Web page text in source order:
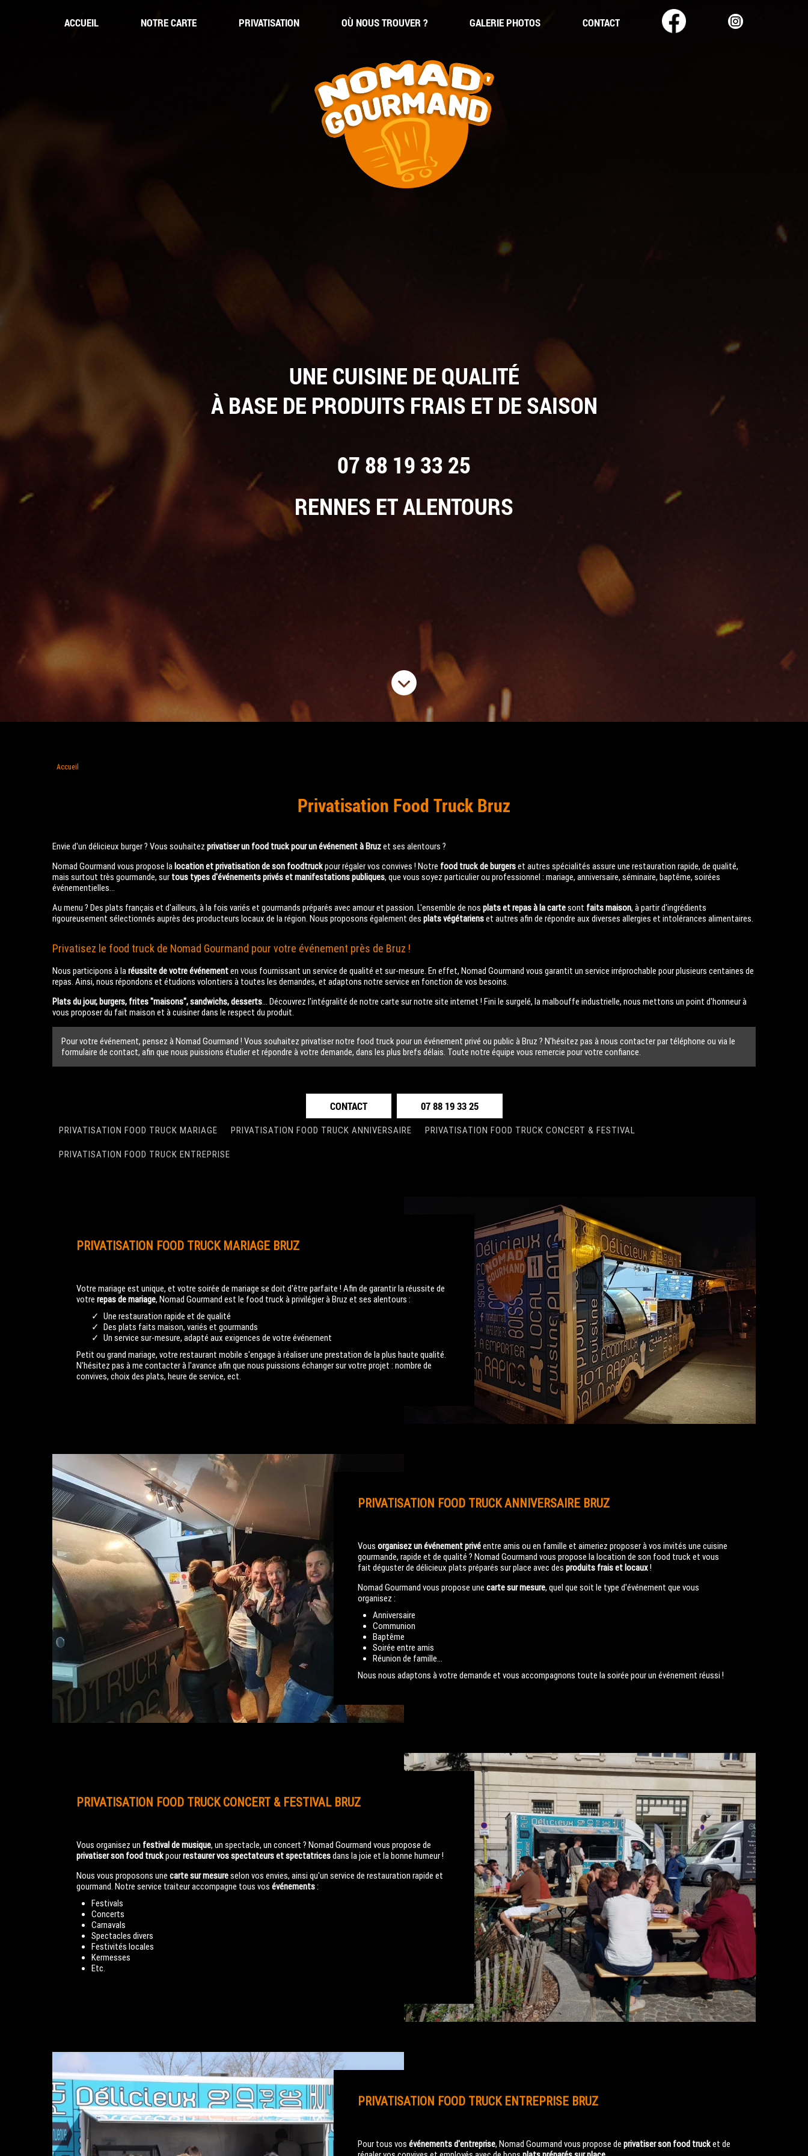
ACCUEIL NOTRE CARTE PRIVATISATION OÙ NOUS TROUVER ? GALERIE PHOTOS CONTACT
UNE CUISINE DE QUALITÉ
À BASE DE PRODUITS FRAIS ET DE SAISON
07 88 19 33 25
RENNES ET ALENTOURS
Accueil
Privatisation Food Truck Bruz
Envie d'un délicieux burger ? Vous souhaitez privatiser un food truck pour un événement à Bruzet ses alentours ?
Nomad Gourmand vous propose la location et privatisation de son foodtruckpour régaler vos convives ! Notre food truck de burgerset autres spécialités assure une restauration rapide, de qualité,
mais surtout très gourmande, sur tous types d'événements privés et manifestations publiques, que vous soyez particulier ou professionnel : mariage, anniversaire, séminaire, baptême, soirées
événementielles...
Au menu ? Des plats français et d'ailleurs, à la fois variés et gourmands préparés avec amour et passion. L'ensemble de nos plats et repas à la cartesont faits maison, à partir d'ingrédients
rigoureusement sélectionnés auprès des producteurs locaux de la région. Nous proposons également des plats végétarienset autres afin de répondre aux diverses allergies et intolérances alimentaires.
Privatisez le food truck de Nomad Gourmand pour votre événement près de Bruz !
Nous participons à laréussite de votre événementen vous fournissant un service de qualité et sur-mesure. En effet, Nomad Gourmand vous garantit un service irréprochable pour plusieurs centaines de
repas. Ainsi, nous répondons et étudions volontiers à toutes les demandes, et adaptons notre service en fonction de vos besoins.
Plats du jour, burgers, frites "maisons", sandwichs, desserts... Découvrez l'intégralité de notre carte sur notre site internet ! Fini le surgelé, la malbouffe industrielle, nous mettons un point d'honneur à
vous proposer du fait maison et à cuisiner dans le respect du produit.
Pour votre événement, pensez à Nomad Gourmand ! Vous souhaitez privatiser notre food truck pour un événement privé ou public à Bruz ? N'hésitez pas à nous contacter par téléphone ou via le
formulaire de contact, afin que nous puissions étudier et répondre à votre demande, dans les plus brefs délais. Toute notre équipe vous remercie pour votre confiance.
CONTACT 07 88 19 33 25
PRIVATISATION FOOD TRUCK MARIAGE PRIVATISATION FOOD TRUCK ANNIVERSAIRE PRIVATISATION FOOD TRUCK CONCERT & FESTIVAL
PRIVATISATION FOOD TRUCK ENTREPRISE
PRIVATISATION FOOD TRUCK MARIAGE BRUZ
Votre mariage est unique, et votre soirée de mariage se doit d'être parfaite ! Afin de garantir la réussite de
votre repas de mariage, Nomad Gourmand est le food truck à privilégier à Bruz et ses alentours :
Une restauration rapide et de qualité
Des plats faits maison, variés et gourmands
Un service sur-mesure, adapté aux exigences de votre événement
Petit ou grand mariage, votre restaurant mobile s'engage à réaliser une prestation de la plus haute qualité.
N'hésitez pas à me contacter à l'avance afin que nous puissions échanger sur votre projet : nombre de
convives, choix des plats, heure de service, ect.
PRIVATISATION FOOD TRUCK ANNIVERSAIRE BRUZ
Vous organisez un événement privéentre amis ou en famille et aimeriez proposer à vos invités une cuisine
gourmande, rapide et de qualité ? Nomad Gourmand vous propose la location de son food truck et vous
fait déguster de délicieux plats préparés sur place avec des produits frais et locaux!
Nomad Gourmand vous propose une carte sur mesure, quel que soit le type d'événement que vous
organisez :
Anniversaire
Communion
Baptême
Soirée entre amis
Réunion de famille...
Nous nous adaptons à votre demande et vous accompagnons toute la soirée pour un événement réussi !
PRIVATISATION FOOD TRUCK CONCERT & FESTIVAL BRUZ
Vous organisez un festival de musique, un spectacle, un concert ? Nomad Gourmand vous propose de
privatiser son food truckpourrestaurer vos spectateurs et spectatricesdans la joie et la bonne humeur !
Nous vous proposons une carte sur mesureselon vos envies, ainsi qu'un service de restauration rapide et
gourmand. Notre service traiteur accompagne tous vos événements:
Festivals
Concerts
Carnavals
Spectacles divers
Festivités locales
Kermesses
Etc.
PRIVATISATION FOOD TRUCK ENTREPRISE BRUZ
Pour tous vos événements d'entreprise, Nomad Gourmand vous propose de privatiser son food trucket de